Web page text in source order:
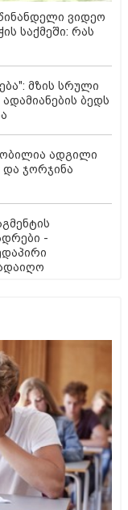
ვიდეო
საქმეში: რას
მზის სრული
ბედს
ადგილი
ჯორჯინა
-